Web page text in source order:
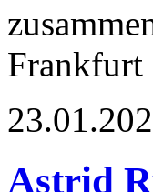
Frankfurt
Astrid